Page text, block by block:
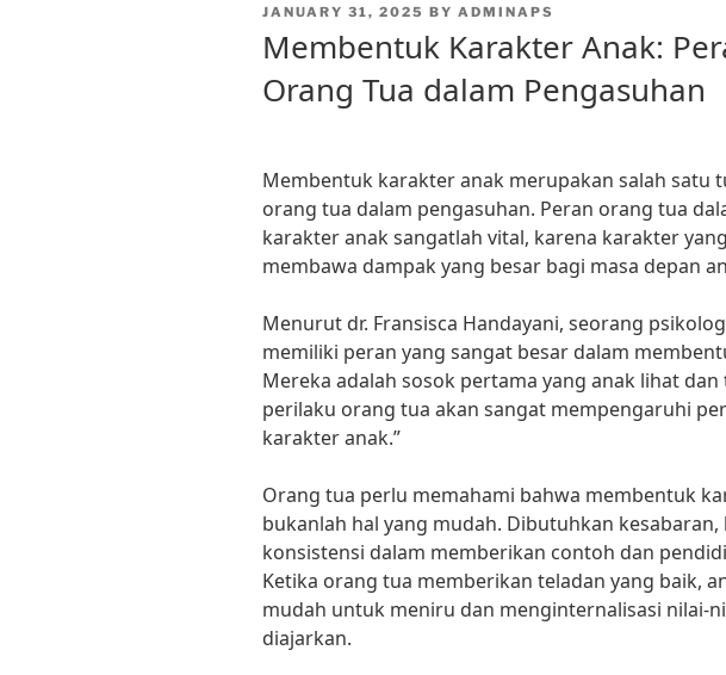
POSTED
JANUARY 31, 2025 BY ADMINAPS
Membentuk Karakter Anak:
Orang Tua dalam Pengasuhan
Membentuk karakter anak merupakan salah satu
orang tua dalam pengasuhan. Peran orang tua
karakter anak sangatlah vital, karena karakter
membawa dampak yang besar bagi masa depan
Menurut dr. Fransisca Handayani, seorang
memiliki peran yang sangat besar dalam
Mereka adalah sosok pertama yang anak lihat
perilaku orang tua akan sangat mempengaruhi
karakter anak.”
Orang tua perlu memahami bahwa membentuk
bukanlah hal yang mudah. Dibutuhkan kesabaran,
konsistensi dalam memberikan contoh dan
Ketika orang tua memberikan teladan yang baik,
mudah untuk meniru dan menginternalisasi nilai-
diajarkan.